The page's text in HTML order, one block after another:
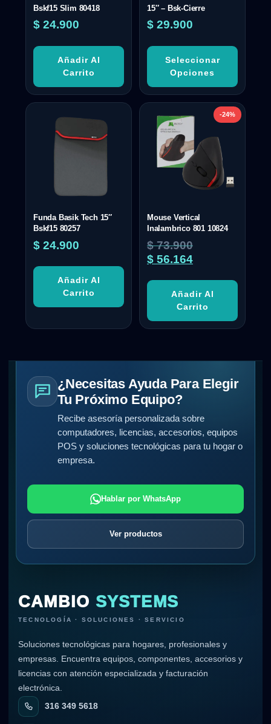
Bskf15 Slim 80418
$ 24.900
Añadir Al
Carrito
15″ – Bsk-Cierre
$ 29.900
Seleccionar
Opciones
Funda Basik Tech 15″
Bskf15 80257
$ 24.900
Añadir Al
Carrito
-24%
Mouse Vertical
Inalambrico 801 10824
$73.900
$ 56.164
Añadir Al
Carrito
¿Necesitas Ayuda Para Elegir
Tu Próximo Equipo?
Recibe asesoría personalizada sobre
computadores, licencias, accesorios, equipos
POS y soluciones tecnológicas para tu hogar o
empresa.
Hablar por WhatsApp
Ver productos
CAMBIO SYSTEMS
TECNOLOGÍA · SOLUCIONES · SERVICIO
Soluciones tecnológicas para hogares, profesionales y
empresas. Encuentra equipos, componentes, accesorios y
licencias con atención especializada y facturación
electrónica.
316 349 5618